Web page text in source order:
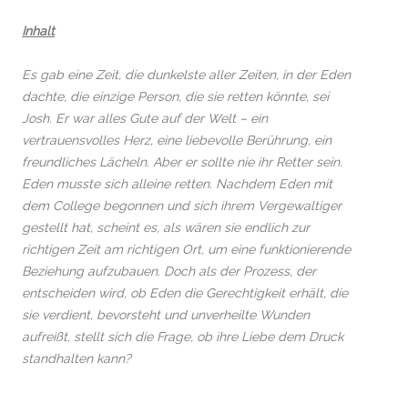
Inhalt
Es gab eine Zeit, die dunkelste aller Zeiten, in der Eden
dachte, die einzige Person, die sie retten könnte, sei
Josh. Er war alles Gute auf der Welt – ein
vertrauensvolles Herz, eine liebevolle Berührung, ein
freundliches Lächeln. Aber er sollte nie ihr Retter sein.
Eden musste sich alleine retten. Nachdem Eden mit
dem College begonnen und sich ihrem Vergewaltiger
gestellt hat, scheint es, als wären sie endlich zur
richtigen Zeit am richtigen Ort, um eine funktionierende
Beziehung aufzubauen. Doch als der Prozess, der
entscheiden wird, ob Eden die Gerechtigkeit erhält, die
sie verdient, bevorsteht und unverheilte Wunden
aufreißt, stellt sich die Frage, ob ihre Liebe dem Druck
standhalten kann?